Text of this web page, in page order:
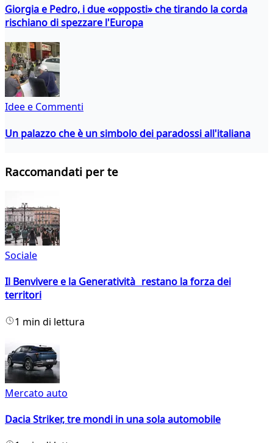
Giorgia e Pedro, i due «opposti» che tirando la corda
rischiano di spezzare l'Europa
Idee e Commenti
Un palazzo che è un simbolo dei paradossi all'italiana
Raccomandati per te
Sociale
Il Benvivere e la Generatività restano la forza dei
territori
1 min di lettura
Mercato auto
Dacia Striker, tre mondi in una sola automobile